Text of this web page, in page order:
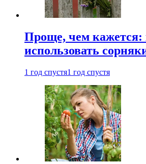
Проще, чем кажется:
использовать
1 год спустя1 год спустя